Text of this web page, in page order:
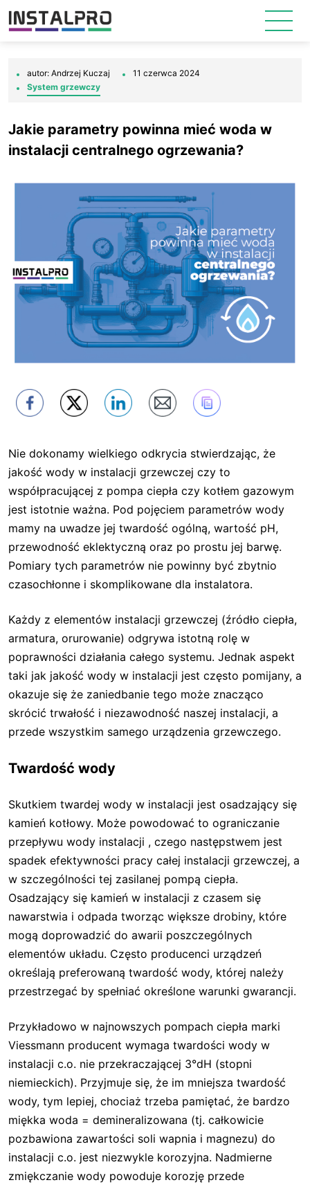
autor: Andrzej Kuczaj
11 czerwca 2024
System grzewczy
Jakie parametry powinna mieć woda w
instalacji centralnego ogrzewania?
Nie dokonamy wielkiego odkrycia stwierdzając, że
jakość wody w instalacji grzewczej czy to
współpracującej z pompa ciepła czy kotłem gazowym
jest istotnie ważna. Pod pojęciem parametrów wody
mamy na uwadze jej twardość ogólną, wartość pH,
przewodność eklektyczną oraz po prostu jej barwę.
Pomiary tych parametrów nie powinny być zbytnio
czasochłonne i skomplikowane dla instalatora.
Każdy z elementów instalacji grzewczej (źródło ciepła,
armatura, orurowanie) odgrywa istotną rolę w
poprawności działania całego systemu. Jednak aspekt
taki jak jakość wody w instalacji jest często pomijany, a
okazuje się że zaniedbanie tego może znacząco
skrócić trwałość i niezawodność naszej instalacji, a
przede wszystkim samego urządzenia grzewczego.
Twardość wody
Skutkiem twardej wody w instalacji jest osadzający się
kamień kotłowy. Może powodować to ograniczanie
przepływu wody instalacji , czego następstwem jest
spadek efektywności pracy całej instalacji grzewczej, a
w szczególności tej zasilanej pompą ciepła.
Osadzający się kamień w instalacji z czasem się
nawarstwia i odpada tworząc większe drobiny, które
mogą doprowadzić do awarii poszczególnych
elementów układu. Często producenci urządzeń
określają preferowaną twardość wody, której należy
przestrzegać by spełniać określone warunki gwarancji.
Przykładowo w najnowszych pompach ciepła marki
Viessmann producent wymaga twardości wody w
instalacji c.o. nie przekraczającej 3°dH (stopni
niemieckich). Przyjmuje się, że im mniejsza twardość
wody, tym lepiej, chociaż trzeba pamiętać, że bardzo
miękka woda = demineralizowana (tj. całkowicie
pozbawiona zawartości soli wapnia i magnezu) do
instalacji c.o. jest niezwykle korozyjna. Nadmierne
zmiękczanie wody powoduje korozję przede